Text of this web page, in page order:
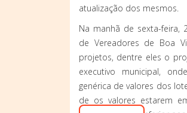
atualização dos mesmos.
Na manhã de sexta-feira,
de Vereadores de Boa
projetos, dentre eles o
executivo municipal,
genérica de valores dos
de os valores estarem